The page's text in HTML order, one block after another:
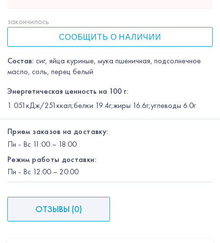
Состав: сиг, яйца куриные, мука пшеничная, подсолнечное
масло, соль, перец белый
Энергетическая ценность на 100 г:
1 051кДж/251ккал;белки 19.4г;жиры 16.6г;углеводы 6.0г
закончилось
СООБЩИТЬ О НАЛИЧИИ
Прием заказов на доставку:
Пн - Вс 11:00 – 18:00
Режим работы доставки:
Пн - Вс 12:00 – 20:00
ОТЗЫВЫ (0)